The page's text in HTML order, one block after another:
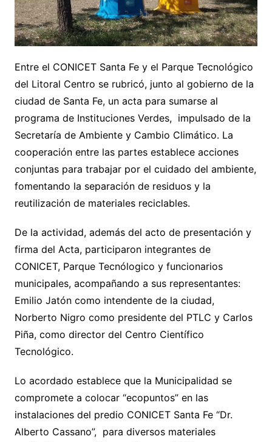
Entre el CONICET Santa Fe y el Parque Tecnológico
del Litoral Centro se rubricó, junto al gobierno de la
ciudad de Santa Fe, un acta para sumarse al
programa de Instituciones Verdes, impulsado de la
Secretaría de Ambiente y Cambio Climático. La
cooperación entre las partes establece acciones
conjuntas para trabajar por el cuidado del ambiente,
fomentando la separación de residuos y la
reutilización de materiales reciclables.
De la actividad, además del acto de presentación y
firma del Acta, participaron integrantes de
CONICET, Parque Tecnólogico y funcionarios
municipales, acompañando a sus representantes:
Emilio Jatón como intendente de la ciudad,
Norberto Nigro como presidente del PTLC y Carlos
Piña, como director del Centro Científico
Tecnológico.
Lo acordado establece que la Municipalidad se
compromete a colocar “ecopuntos” en las
instalaciones del predio CONICET Santa Fe “Dr.
Alberto Cassano”, para diversos materiales